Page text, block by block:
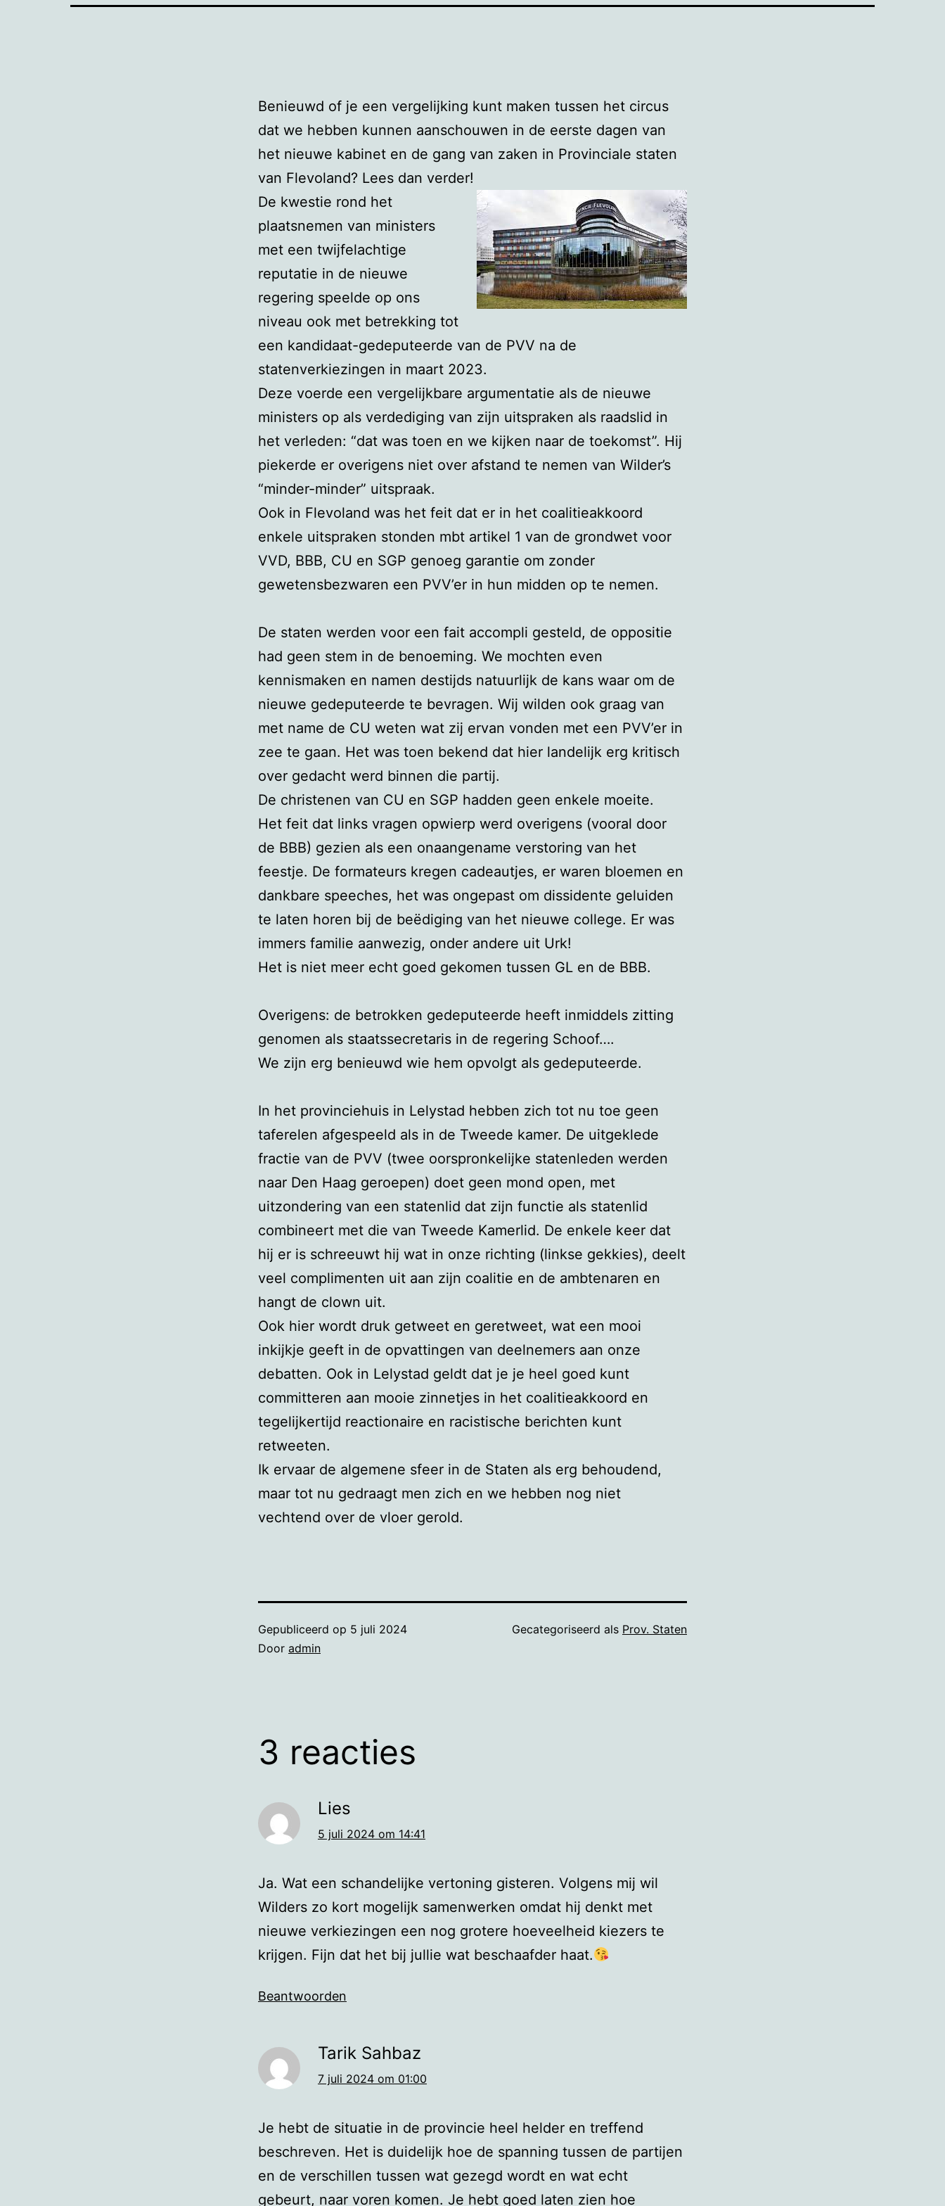
Benieuwd of je een vergelijking kunt maken tussen het circus
dat we hebben kunnen aanschouwen in de eerste dagen van
het nieuwe kabinet en de gang van zaken in Provinciale staten
van Flevoland? Lees dan verder!
De kwestie rond het
plaatsnemen van ministers
met een twijfelachtige
reputatie in de nieuwe
regering speelde op ons
niveau ook met betrekking tot
een kandidaat-gedeputeerde van de PVV na de
statenverkiezingen in maart 2023.
Deze voerde een vergelijkbare argumentatie als de nieuwe
ministers op als verdediging van zijn uitspraken als raadslid in
het verleden: “dat was toen en we kijken naar de toekomst”. Hij
piekerde er overigens niet over afstand te nemen van Wilder’s
“minder-minder” uitspraak.
Ook in Flevoland was het feit dat er in het coalitieakkoord
enkele uitspraken stonden mbt artikel 1 van de grondwet voor
VVD, BBB, CU en SGP genoeg garantie om zonder
gewetensbezwaren een PVV’er in hun midden op te nemen.
De staten werden voor een fait accompli gesteld, de oppositie
had geen stem in de benoeming. We mochten even
kennismaken en namen destijds natuurlijk de kans waar om de
nieuwe gedeputeerde te bevragen. Wij wilden ook graag van
met name de CU weten wat zij ervan vonden met een PVV’er in
zee te gaan. Het was toen bekend dat hier landelijk erg kritisch
over gedacht werd binnen die partij.
De christenen van CU en SGP hadden geen enkele moeite.
Het feit dat links vragen opwierp werd overigens (vooral door
de BBB) gezien als een onaangename verstoring van het
feestje. De formateurs kregen cadeautjes, er waren bloemen en
dankbare speeches, het was ongepast om dissidente geluiden
te laten horen bij de beëdiging van het nieuwe college. Er was
immers familie aanwezig, onder andere uit Urk!
Het is niet meer echt goed gekomen tussen GL en de BBB.
Overigens: de betrokken gedeputeerde heeft inmiddels zitting
genomen als staatssecretaris in de regering Schoof….
We zijn erg benieuwd wie hem opvolgt als gedeputeerde.
In het provinciehuis in Lelystad hebben zich tot nu toe geen
taferelen afgespeeld als in de Tweede kamer. De uitgeklede
fractie van de PVV (twee oorspronkelijke statenleden werden
naar Den Haag geroepen) doet geen mond open, met
uitzondering van een statenlid dat zijn functie als statenlid
combineert met die van Tweede Kamerlid. De enkele keer dat
hij er is schreeuwt hij wat in onze richting (linkse gekkies), deelt
veel complimenten uit aan zijn coalitie en de ambtenaren en
hangt de clown uit.
Ook hier wordt druk getweet en geretweet, wat een mooi
inkijkje geeft in de opvattingen van deelnemers aan onze
debatten. Ook in Lelystad geldt dat je je heel goed kunt
committeren aan mooie zinnetjes in het coalitieakkoord en
tegelijkertijd reactionaire en racistische berichten kunt
retweeten.
Ik ervaar de algemene sfeer in de Staten als erg behoudend,
maar tot nu gedraagt men zich en we hebben nog niet
vechtend over de vloer gerold.
Gepubliceerd op 5 juli 2024
Door admin
Gecategoriseerd als Prov. Staten
3 reacties
Lies
5 juli 2024 om 14:41
Ja. Wat een schandelijke vertoning gisteren. Volgens mij wil
Wilders zo kort mogelijk samenwerken omdat hij denkt met
nieuwe verkiezingen een nog grotere hoeveelheid kiezers te
krijgen. Fijn dat het bij jullie wat beschaafder haat.
Beantwoorden
Tarik Sahbaz
7 juli 2024 om 01:00
Je hebt de situatie in de provincie heel helder en treffend
beschreven. Het is duidelijk hoe de spanning tussen de partijen
en de verschillen tussen wat gezegd wordt en wat echt
gebeurt, naar voren komen. Je hebt goed laten zien hoe